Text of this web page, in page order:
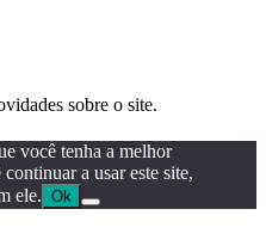
sobre o site.
você tenha a melhor
a usar este site,
ele. Ok